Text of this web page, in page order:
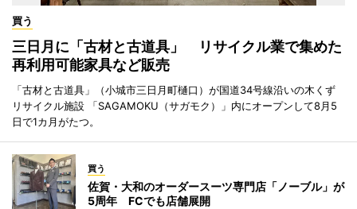
買う
三日月に「古材と古道具」 リサイクル業で集めた
再利用可能家具など販売
「古材と古道具」（小城市三日月町樋口）が国道34号線沿いの木くず
リサイクル施設 「SAGAMOKU（サガモク）」内にオープンして8月5
日で1カ月がたつ。
買う
佐賀・大和のオーダースーツ専門店「ノーブル」が
5周年 FCでも店舗展開